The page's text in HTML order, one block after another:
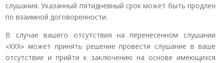
слушания. Указанный пятидневный срок может быть продлен
по взаимной договоренности.
В случае вашего отсутствия на перенесенном слушании
«ХХХ» может принять решение провести слушание в ваше
отсутствие и прийти к заключению на основе имеющихся